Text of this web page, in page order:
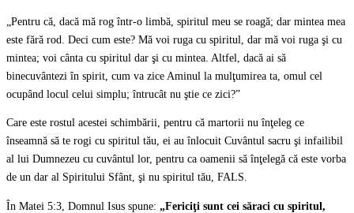
„Pentru că, dacă mă rog într-o limbă, spiritul meu se roagă; dar mintea mea
este fără rod. Deci cum este? Mă voi ruga cu spiritul, dar mă voi ruga şi cu
mintea; voi cânta cu spiritul dar şi cu mintea. Altfel, dacă ai să
binecuvântezi în spirit, cum va zice Aminul la mulţumirea ta, omul cel
ocupând locul celui simplu; întrucât nu ştie ce zici?”
Care este rostul acestei schimbării, pentru că martorii nu înţeleg ce
înseamnă să te rogi cu spiritul tău, ei au înlocuit Cuvântul sacru şi infailibil
al lui Dumnezeu cu cuvântul lor, pentru ca oamenii să înţelegă că este vorba
de un dar al Spiritului Sfânt, şi nu spiritul tău, FALS.
În Matei 5:3, Domnul Isus spune: „Fericiţi sunt cei săraci cu spiritul,